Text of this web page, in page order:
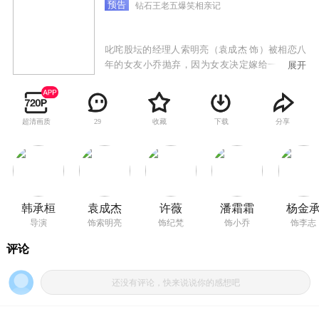
预告 钻石王老五爆笑相亲记
叱咤股坛的经理人索明亮（袁成杰 饰）被相恋八
年的女友小乔抛弃，因为女友决定嫁给一个只用
不想在情感的道路上认输，他决定要赶在小乔结
婚之前结婚。然而，寻爱之旅并非一帆风顺，索
明亮的相亲之路走得并不那么顺利。就在索明亮
入了各自生活的麻烦之中，主持人李志（杨金承
饰）无缘无故多出一个四岁大的儿子并卷入一场
女无数之后开始感觉到声色犬马的生活背后的虚
妄，而摄影界新星林小阳（杨瀚 饰）爱上一个把
爱情当作体验生活的女编剧。索明亮最终能否在
展开
超清画质 29 收藏 下载 分享
韩承桓
导演
袁成杰
饰索明亮
许薇
饰纪梵
潘霜霜
饰小乔
杨金
饰李志